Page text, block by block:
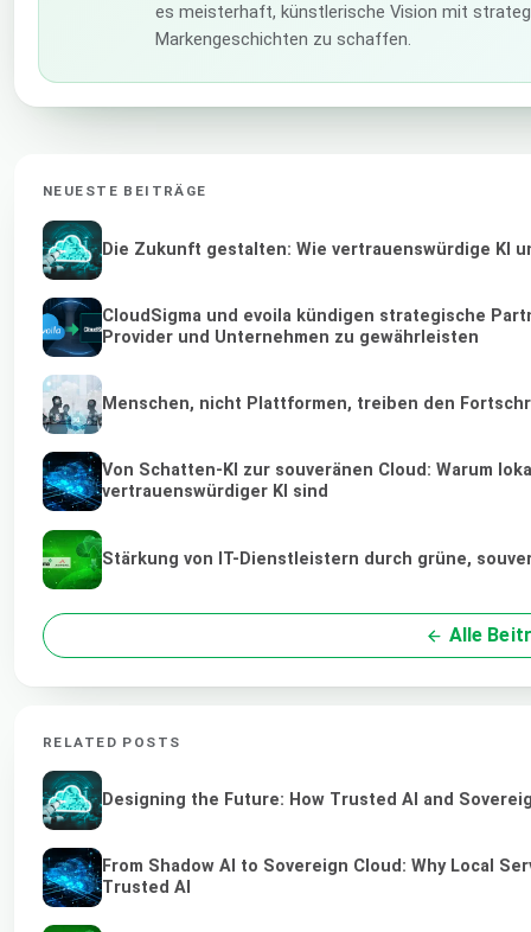
es meisterhaft, künstlerische Vision mit
Markengeschichten zu schaffen.
NEUESTE BEITRÄGE
Die Zukunft gestalten: Wie vertrauenswürdige KI
CloudSigma und evoila kündigen strategische
Provider und Unternehmen zu gewährleisten
Menschen, nicht Plattformen, treiben den
Von Schatten-KI zur souveränen Cloud: Warum
vertrauenswürdiger KI sind
Stärkung von IT-Dienstleistern durch grüne,
Alle
RELATED POSTS
Designing the Future: How Trusted AI and
From Shadow AI to Sovereign Cloud: Why Local
Trusted AI